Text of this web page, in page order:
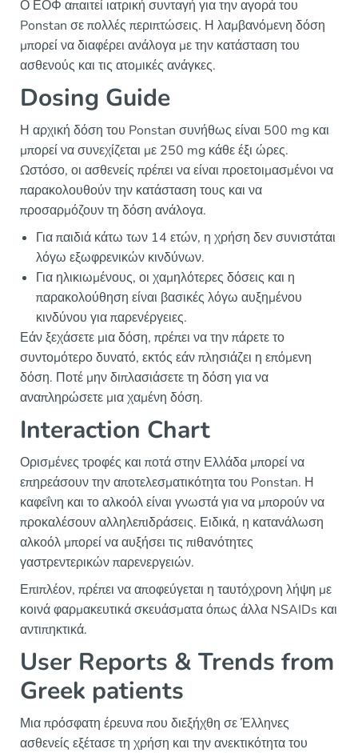
Ο ΕΟΦ απαιτεί ιατρική συνταγή για την αγορά του
Ponstan σε πολλές περιπτώσεις. Η λαμβανόμενη δόση
μπορεί να διαφέρει ανάλογα με την κατάσταση του
ασθενούς και τις ατομικές ανάγκες.
Dosing Guide
Η αρχική δόση του Ponstan συνήθως είναι 500 mg και
μπορεί να συνεχίζεται με 250 mg κάθε έξι ώρες.
Ωστόσο, οι ασθενείς πρέπει να είναι προετοιμασμένοι να
παρακολουθούν την κατάσταση τους και να
προσαρμόζουν τη δόση ανάλογα.
Για παιδιά κάτω των 14 ετών, η χρήση δεν συνιστάται
λόγω εξωφρενικών κινδύνων.
Για ηλικιωμένους, οι χαμηλότερες δόσεις και η
παρακολούθηση είναι βασικές λόγω αυξημένου
κινδύνου για παρενέργειες.
Εάν ξεχάσετε μια δόση, πρέπει να την πάρετε το
συντομότερο δυνατό, εκτός εάν πλησιάζει η επόμενη
δόση. Ποτέ μην διπλασιάσετε τη δόση για να
αναπληρώσετε μια χαμένη δόση.
Interaction Chart
Ορισμένες τροφές και ποτά στην Ελλάδα μπορεί να
επηρεάσουν την αποτελεσματικότητα του Ponstan. Η
καφεΐνη και το αλκοόλ είναι γνωστά για να μπορούν να
προκαλέσουν αλληλεπιδράσεις. Ειδικά, η κατανάλωση
αλκοόλ μπορεί να αυξήσει τις πιθανότητες
γαστρεντερικών παρενεργειών.
Επιπλέον, πρέπει να αποφεύγεται η ταυτόχρονη λήψη με
κοινά φαρμακευτικά σκευάσματα όπως άλλα NSAIDs και
αντιπηκτικά.
User Reports & Trends from
Greek patients
Μια πρόσφατη έρευνα που διεξήχθη σε Έλληνες
ασθενείς εξέτασε τη χρήση και την ανεκτικότητα του